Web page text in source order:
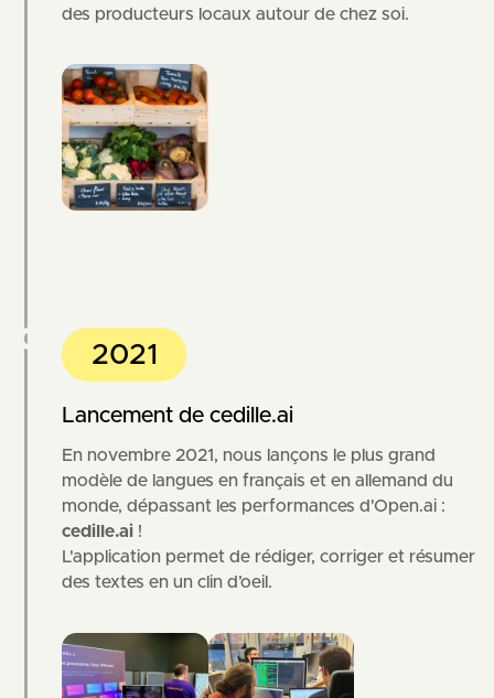
des producteurs locaux autour de chez soi.
2021
Lancement de cedille.ai
En novembre 2021, nous lançons le plus grand
modèle de langues en français et en allemand du
monde, dépassant les performances d'Open.ai :
cedille.ai !
L'application permet de rédiger, corriger et résumer
des textes en un clin d’oeil.